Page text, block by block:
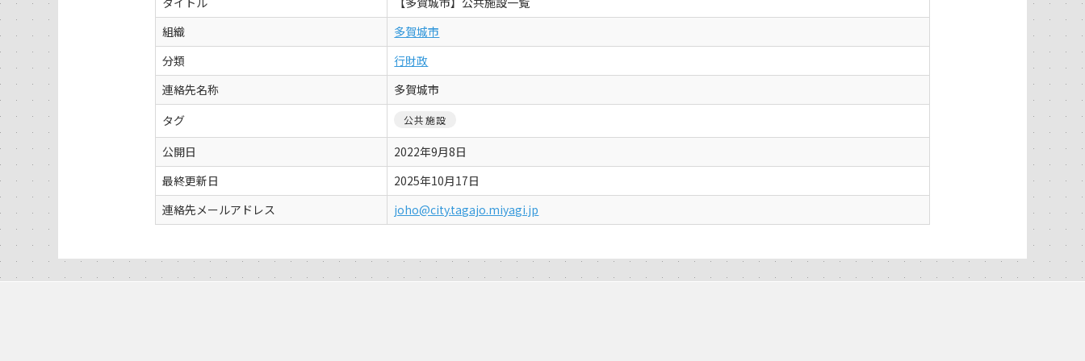
組織
多賀城市
分類
行財政
連絡先名称
多賀城市
タグ
公共施設
公開日
2022年9月8日
最終更新日
2025年10月17日
連絡先メールアドレス
joho@city.tagajo.miyagi.jp